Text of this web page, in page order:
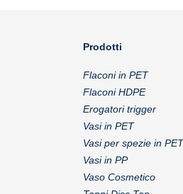
Prodotti
Flaconi in PET
Flaconi HDPE
Erogatori trigger
Vasi in PET
Vasi per spezie in PET
Vasi in PP
Vaso Cosmetico